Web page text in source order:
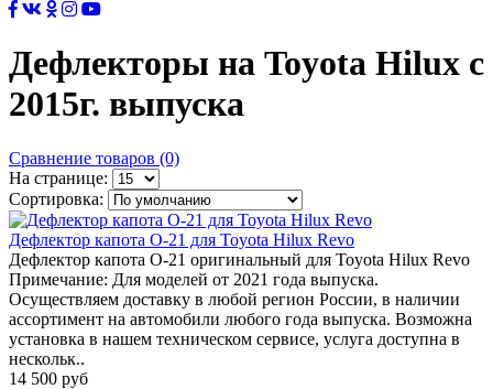
Дефлекторы на Toyota Hilux с
2015г. выпуска
Сравнение товаров (0)
На странице:
Сортировка:
Дефлектор капота O-21 для Toyota Hilux Revo
Дефлектор капота O-21 оригинальный для Toyota Hilux Revo
Примечание: Для моделей от 2021 года выпуска.
Осуществляем доставку в любой регион России, в наличии
ассортимент на автомобили любого года выпуска. Возможна
установка в нашем техническом сервисе, услуга доступна в
нескольк..
14 500 руб